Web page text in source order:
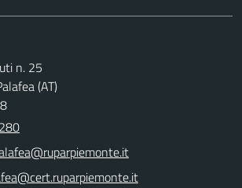
n. 25
(AT)